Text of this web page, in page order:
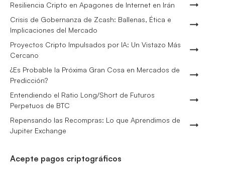
Resiliencia Cripto en Apagones de Internet en Irán
Crisis de Gobernanza de Zcash: Ballenas, Ética e
Implicaciones del Mercado
Proyectos Cripto Impulsados por IA: Un Vistazo Más
Cercano
¿Es Probable la Próxima Gran Cosa en Mercados de
Predicción?
Entendiendo el Ratio Long/Short de Futuros
Perpetuos de BTC
Repensando las Recompras: Lo que Aprendimos de
Jupiter Exchange
Acepte pagos criptográficos